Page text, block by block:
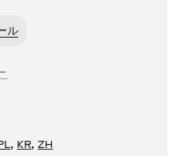
ル
, KR,ZH